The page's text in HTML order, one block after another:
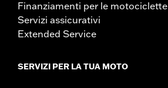
Finanziamenti per le motociclette
Servizi assicurativi
Extended Service
SERVIZI PER LA TUA MOTO